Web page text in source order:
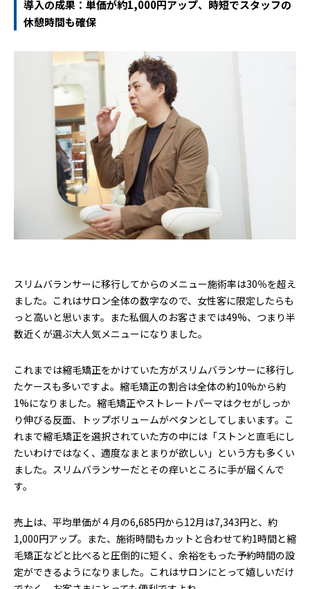
導入の成果：単価が約1,000円アップ、時短でスタッフの
休憩時間も確保
スリムバランサーに移行してからのメニュー施術率は30％を超え
ました。これはサロン全体の数字なので、女性客に限定したらも
っと高いと思います。また私個人のお客さまでは49%、つまり半
数近くが選ぶ大人気メニューになりました。
これまでは縮毛矯正をかけていた方がスリムバランサーに移行し
たケースも多いですよ。縮毛矯正の割合は全体の約10%から約
1%になりました。縮毛矯正やストレートパーマはクセがしっか
り伸びる反面、トップボリュームがペタンとしてしまいます。こ
れまで縮毛矯正を選択されていた方の中には「ストンと直毛にし
たいわけではなく、適度なまとまりが欲しい」という方も多くい
ました。スリムバランサーだとその痒いところに手が届くんで
す。
売上は、平均単価が４月の6,685円から12月は7,343円と、約
1,000円アップ。また、施術時間もカットと合わせて約1時間と縮
毛矯正などと比べると圧倒的に短く、余裕をもった予約時間の設
定ができるようになりました。これはサロンにとって嬉しいだけ